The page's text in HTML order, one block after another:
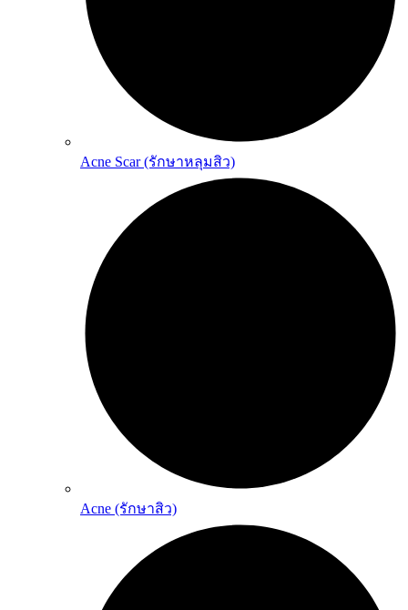
Acne Scar (รักษาหลุมสิว)
Acne (รักษาสิว)